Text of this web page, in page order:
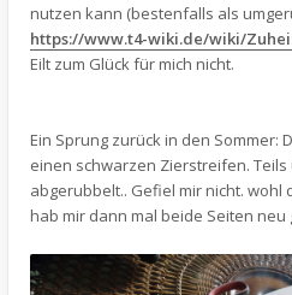
nutzen kann (bestenfalls als
https://www.t4-wiki.de/wiki/
Eilt zum Glück für mich nicht.
Ein Sprung zurück in den Sommer:
einen schwarzen Zierstreifen. Teils
abgerubbelt.. Gefiel mir nicht. wohl
hab mir dann mal beide Seiten neu